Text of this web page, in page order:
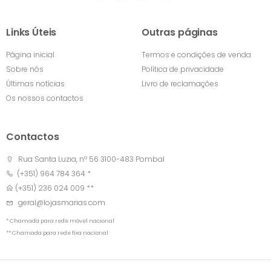
Links Úteis
Página inicial
Sobre nós
Últimas notícias
Os nossos contactos
Outras páginas
Termos e condições de venda
Política de privacidade
Livro de reclamações
Contactos
Rua Santa Luzia, nº 56 3100-483 Pombal
(+351) 964 784 364 *
(+351) 236 024 009 **
geral@lojasmarias.com
* Chamada para rede móvel nacional
** Chamada para rede fixa nacional